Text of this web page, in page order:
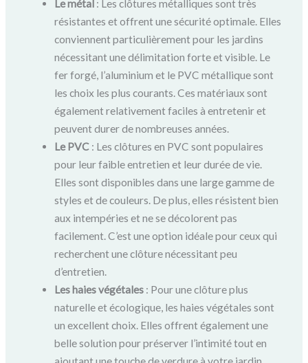
Le métal: Les clôtures métalliques sont très
résistantes et offrent une sécurité optimale. Elles
conviennent particulièrement pour les jardins
nécessitant une délimitation forte et visible. Le
fer forgé, l’aluminium et le PVC métallique sont
les choix les plus courants. Ces matériaux sont
également relativement faciles à entretenir et
peuvent durer de nombreuses années.
Le PVC: Les clôtures en PVC sont populaires
pour leur faible entretien et leur durée de vie.
Elles sont disponibles dans une large gamme de
styles et de couleurs. De plus, elles résistent bien
aux intempéries et ne se décolorent pas
facilement. C’est une option idéale pour ceux qui
recherchent une clôture nécessitant peu
d’entretien.
Les haies végétales: Pour une clôture plus
naturelle et écologique, les haies végétales sont
un excellent choix. Elles offrent également une
belle solution pour préserver l’intimité tout en